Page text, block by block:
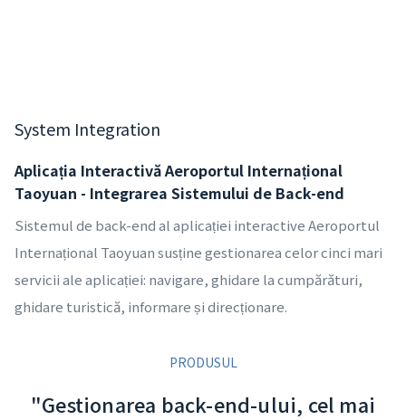
System Integration
Aplicația Interactivă Aeroportul Internațional
Taoyuan - Integrarea Sistemului de Back-end
Sistemul de back-end al aplicației interactive Aeroportul
Internațional Taoyuan susține gestionarea celor cinci mari
servicii ale aplicației: navigare, ghidare la cumpărături,
ghidare turistică, informare și direcționare.
PRODUSUL
"Gestionarea back-end-ului, cel mai